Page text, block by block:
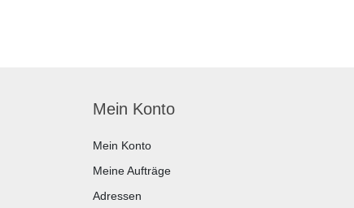
Mein Konto
Mein Konto
Meine Aufträge
Adressen